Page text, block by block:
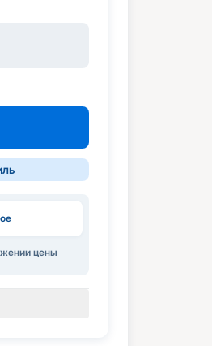
цены